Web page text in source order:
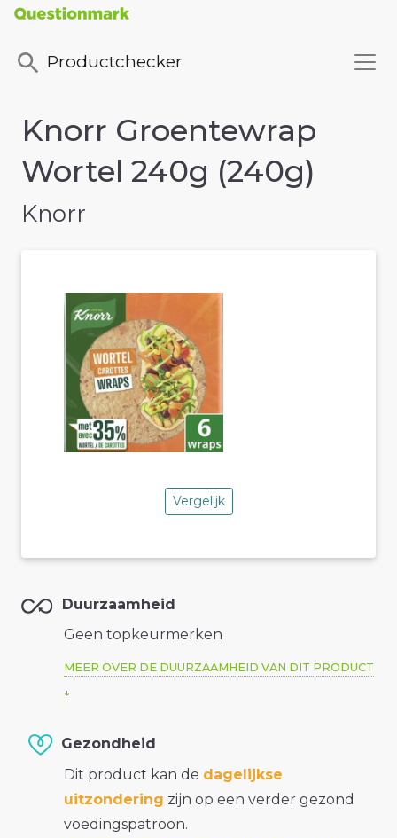
Productchecker
Knorr Groentewrap
Wortel 240g (240g)
Knorr
Vergelijk
Duurzaamheid
Geen topkeurmerken
MEER OVER DE DUURZAAMHEID VAN DIT PRODUCT
Gezondheid
Dit product kan de dagelijkse
uitzondering zijn op een verder gezond
voedingspatroon.